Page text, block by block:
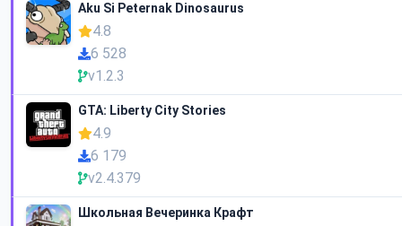
Aku Si Peternak Dinosaurus
4.8
6 528
v1.2.3
GTA: Liberty City Stories
4.9
6 179
v2.4.379
Школьная Вечеринка Крафт